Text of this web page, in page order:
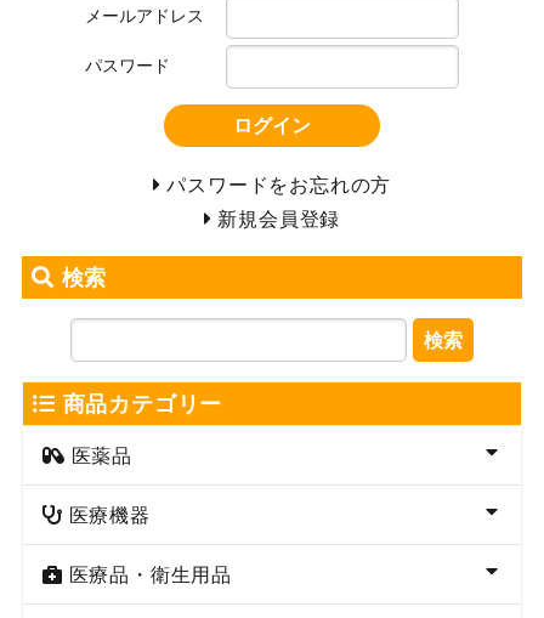
メールアドレス
パスワード
ログイン
パスワードをお忘れの方
新規会員登録
検索
検索
商品カテゴリー
医薬品
医療機器
医療品・衛生用品